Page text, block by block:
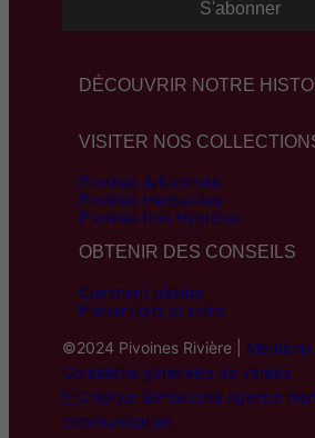
DÉCOUVRIR NOTRE
VISITER NOS
Pivoines Arbustives
Pivoines Herbacées
Pivoines Itoh Hybrides
OBTENIR DES CONSEILS
Comment planter
Préventions et soins
©2024 Pivoines Rivière |
Conditions générales de ventes
Création BeYouCrea Agence
communication